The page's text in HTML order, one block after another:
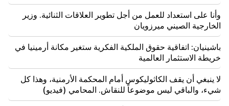
مطلوب كجزء من الإجراءات الجنائية
18:44
روبيو: خصصت الولايات المتحدة 201 مليون دولار لتطوير
اتفاقية "تريب" والممر الأوسط
18:34
وأنا على استعداد للعمل من أجل تطوير العلاقات الثنائية.
وزير الخارجية الصيني ميرزويان
وأنا على استعداد للعمل من أجل تطوير العلاقات الثنائية. وزير
الخارجية الصيني ميرزويان
باشينيان: اتفاقية حقوق الملكية الفكرية ستغير مكانة أرمينيا في
خريطة الاستثمار العالمية
لا ينبغي أن يقف الكاثوليكوس أمام المحكمة الأرمنية، وهذا كل
شيء، والباقي ليس موضوعاً للنقاش. المحامي (فيديو)